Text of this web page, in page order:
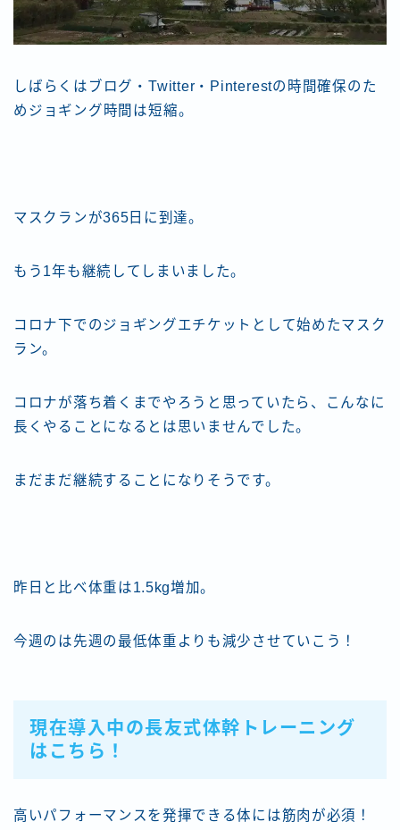
しばらくはブログ・Twitter・Pinterestの時間確保のた
めジョギング時間は短縮。
マスクランが365日に到達。
もう1年も継続してしまいました。
コロナ下でのジョギングエチケットとして始めたマスク
ラン。
コロナが落ち着くまでやろうと思っていたら、こんなに
長くやることになるとは思いませんでした。
まだまだ継続することになりそうです。
昨日と比べ体重は1.5kg増加。
今週のは先週の最低体重よりも減少させていこう！
現在導入中の長友式体幹トレーニング
はこちら！
高いパフォーマンスを発揮できる体には筋肉が必須！